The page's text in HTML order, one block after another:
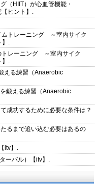
（HIIT）が心血管機能・
ヒント】.
ムトレーニング ～室内サイク
】.
トレーニング ～室内サイク
】.
える練習（Anaerobic
鍛える練習（Anaerobic
成功するために必要な条件は？
るまで追い込む必要はあるの
itv】.
ーバル）【itv】.